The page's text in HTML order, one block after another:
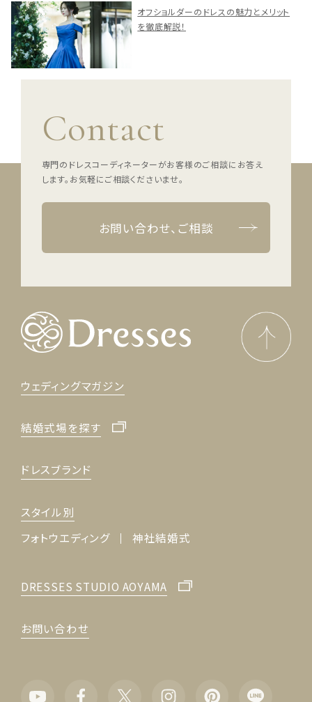
オフショルダーのドレスの魅力とメリット
を徹底解説！
Contact
専門のドレスコーディネーターがお客様のご相談にお答え
します。 お気軽にご相談くださいませ。
お問い合わせ、ご相談
ウェディングマガジン
結婚式場を探す
ドレスブランド
スタイル別
フォトウエディング
神社結婚式
DRESSES STUDIO AOYAMA
お問い合わせ